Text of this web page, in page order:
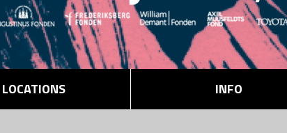
LOCATIONS INFO